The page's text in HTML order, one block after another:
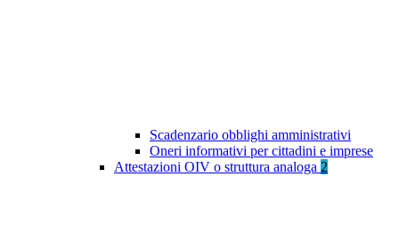
Scadenzario obblighi amministrativi
Oneri informativi per cittadini e imprese
Attestazioni OIV o struttura analoga 2